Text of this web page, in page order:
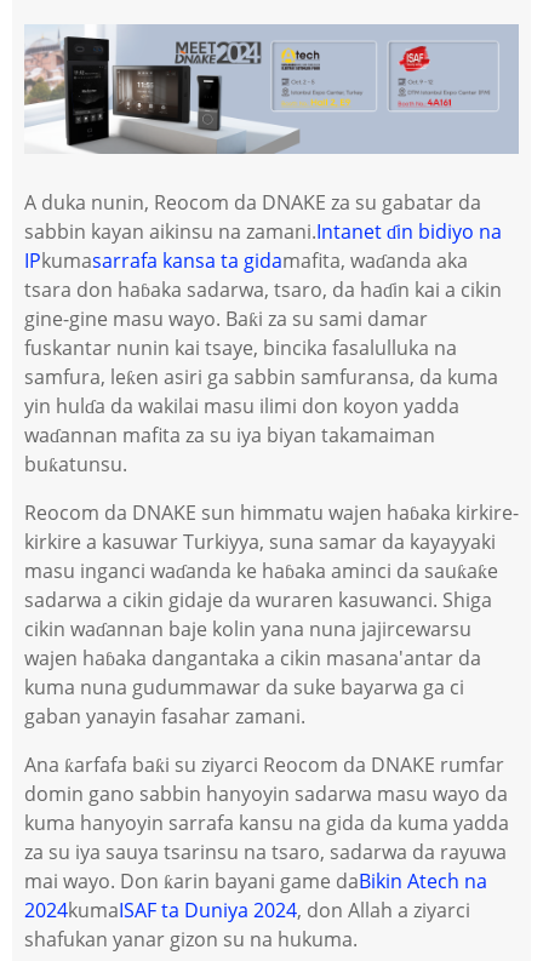
A duka nunin, Reocom da DNAKE za su gabatar da
sabbin kayan aikinsu na zamani.Intanet ɗin bidiyo na
IPkumasarrafa kansa ta gidamafita, waɗanda aka
tsara don haɓaka sadarwa, tsaro, da haɗin kai a cikin
gine-gine masu wayo. Baƙi za su sami damar
fuskantar nunin kai tsaye, bincika fasalulluka na
samfura, leƙen asiri ga sabbin samfuransa, da kuma
yin hulɗa da wakilai masu ilimi don koyon yadda
waɗannan mafita za su iya biyan takamaiman
buƙatunsu.
Reocom da DNAKE sun himmatu wajen haɓaka kirkire-
kirkire a kasuwar Turkiyya, suna samar da kayayyaki
masu inganci waɗanda ke haɓaka aminci da sauƙaƙe
sadarwa a cikin gidaje da wuraren kasuwanci. Shiga
cikin waɗannan baje kolin yana nuna jajircewarsu
wajen haɓaka dangantaka a cikin masana'antar da
kuma nuna gudummawar da suke bayarwa ga ci
gaban yanayin fasahar zamani.
Ana ƙarfafa baƙi su ziyarci Reocom da DNAKE rumfar
domin gano sabbin hanyoyin sadarwa masu wayo da
kuma hanyoyin sarrafa kansu na gida da kuma yadda
za su iya sauya tsarinsu na tsaro, sadarwa da rayuwa
mai wayo. Don ƙarin bayani game daBikin Atech na
2024kumaISAF ta Duniya 2024, don Allah a ziyarci
shafukan yanar gizon su na hukuma.